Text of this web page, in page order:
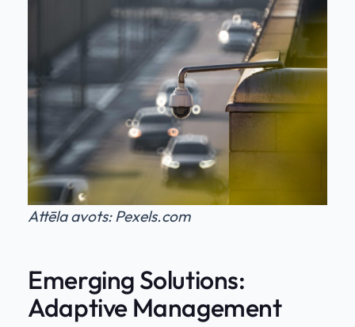
Attēla avots: Pexels.com
Emerging Solutions:
Adaptive Management